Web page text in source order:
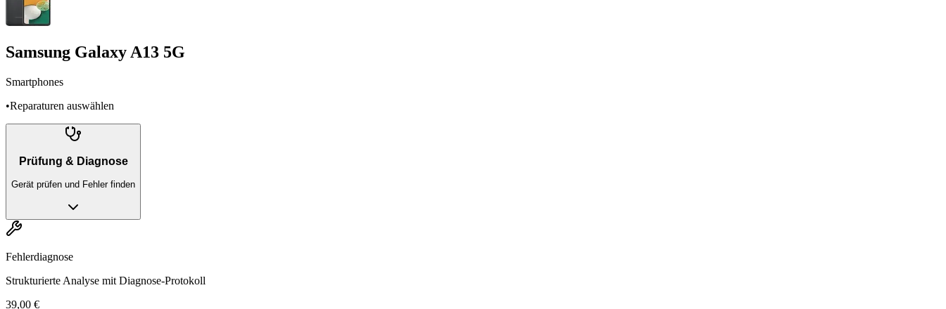
Samsung Galaxy A13 5G
Smartphones
•Reparaturen auswählen
Prüfung & Diagnose
Gerät prüfen und Fehler finden
Fehlerdiagnose
Strukturierte Analyse mit Diagnose-Protokoll
39,00 €